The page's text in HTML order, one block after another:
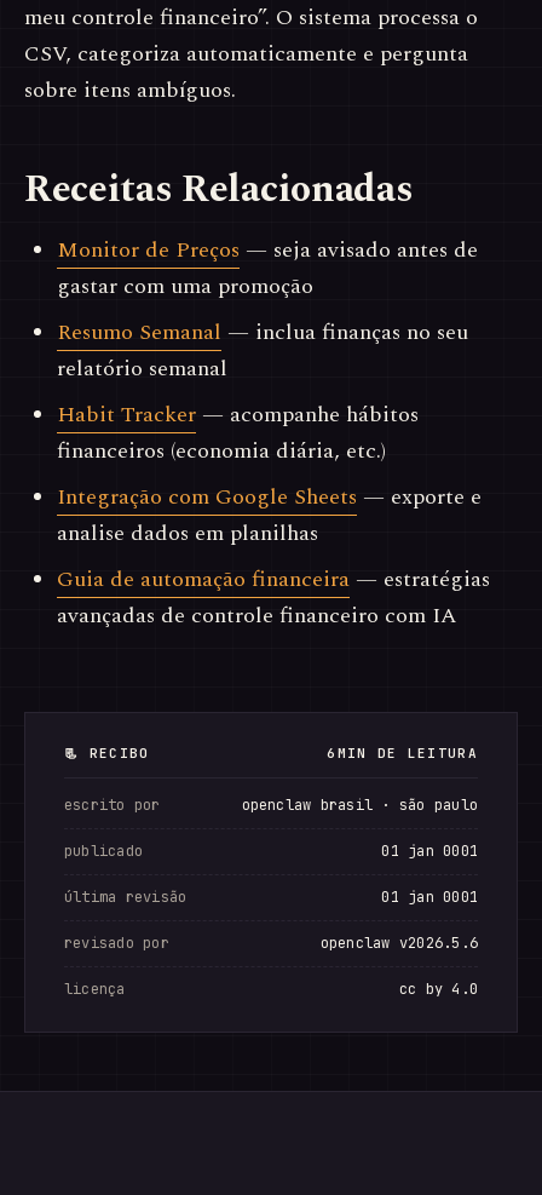
meu controle financeiro”. O sistema processa o
CSV, categoriza automaticamente e pergunta
sobre itens ambíguos.
Receitas Relacionadas
Monitor de Preços — seja avisado antes de
gastar com uma promoção
Resumo Semanal — inclua finanças no seu
relatório semanal
Habit Tracker — acompanhe hábitos
financeiros (economia diária, etc.)
Integração com Google Sheets — exporte e
analise dados em planilhas
Guia de automação financeira — estratégias
avançadas de controle financeiro com IA
📃 RECIBO 6MIN DE LEITURA
escrito por openclaw brasil · são paulo
publicado 01 jan 0001
última revisão 01 jan 0001
revisado por openclaw v2026.5.6
licença cc by 4.0